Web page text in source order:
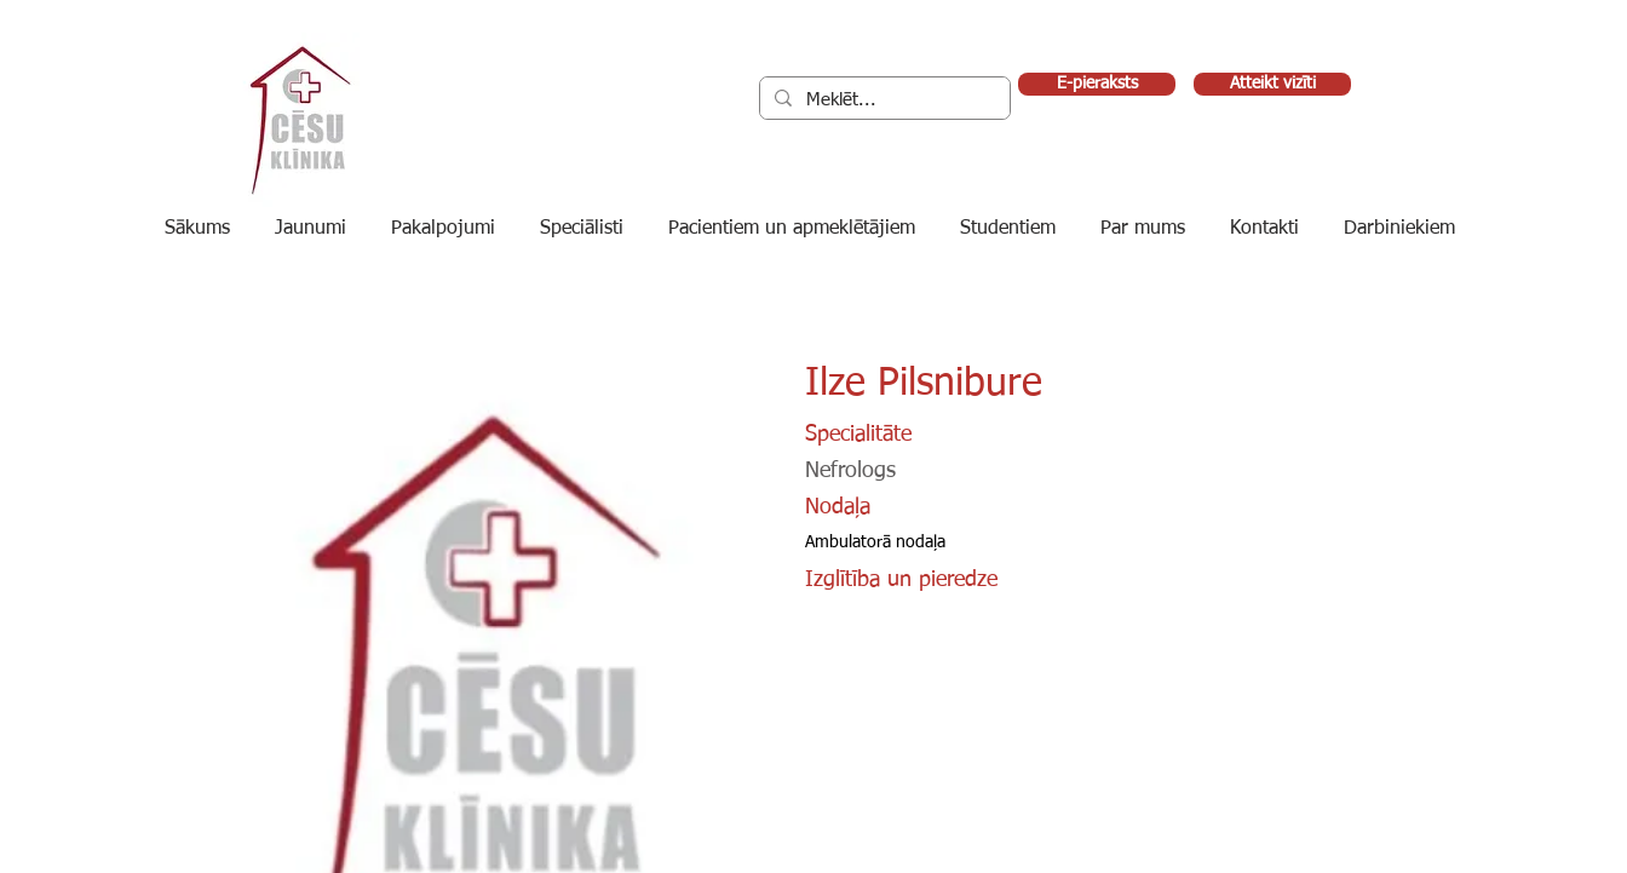
E-pieraksts Atteikt vizīti
Sākums Jaunumi Pakalpojumi Speciālisti Pacientiem un apmeklētājiem Studentiem Par mums Kontakti Darbiniekiem
Ilze Pilsnibure
Specialitāte
Nefrologs
Nodaļa
Ambulatorā nodaļa
Izglītība un pieredze